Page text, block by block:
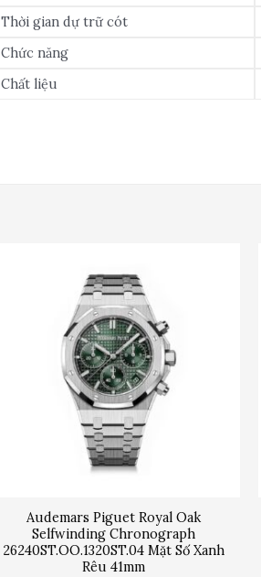
Thời gian dự trữ cót
Chức năng
Chất liệu
Audemars Piguet Royal Oak
Selfwinding Chronograph
26240ST.OO.1320ST.04 Mặt Số Xanh
Rêu 41mm